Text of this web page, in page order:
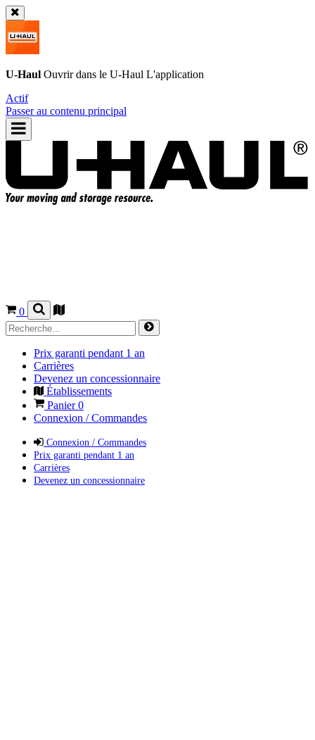
U-Haul Ouvrir dans le U-Haul L'application
Actif
Passer au contenu principal
0
Prix garanti pendant 1 an
Carrières
Devenez un concessionnaire
Établissements
Panier0
Connexion / Commandes
Connexion / Commandes
Prix garanti pendant 1 an
Carrières
Devenez un concessionnaire